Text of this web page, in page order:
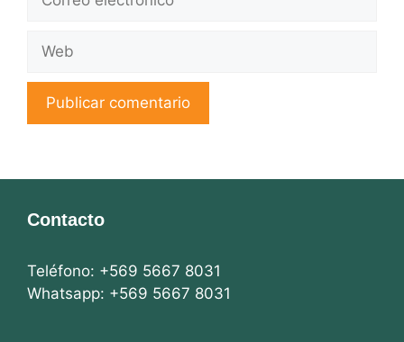
electrónico
Contacto
Teléfono: +569 5667 8031
Whatsapp: +569 5667 8031